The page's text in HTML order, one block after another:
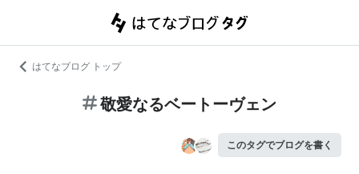
はてなブログ トップ
敬愛なるベートーヴェン
このタグでブログを書く